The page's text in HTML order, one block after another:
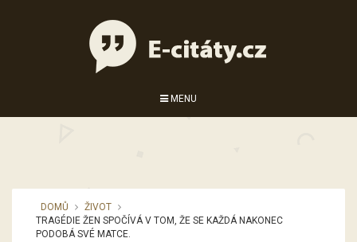
MENU
DOMŮ
ŽIVOT
TRAGÉDIE ŽEN SPOČÍVÁ V TOM, ŽE SE KAŽDÁ NAKONEC
PODOBÁ SVÉ MATCE.